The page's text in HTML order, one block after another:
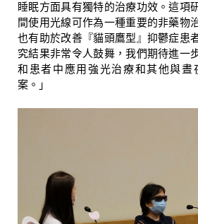
睡眠方面具有獨特的治療功效。這項
間使用光線可作為一種重要的非藥物
也有助於改善『貓頭鷹型』抑鬱症患
究結果非常令人鼓舞，我們期待進一
和患者中應用強光治療和其他與晝
案。」